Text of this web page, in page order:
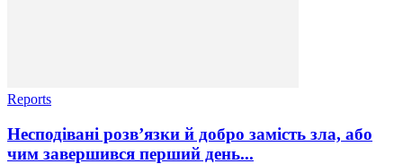
Reports
Несподівані розв’язки й добро замість зла, або
чим завершився перший день...